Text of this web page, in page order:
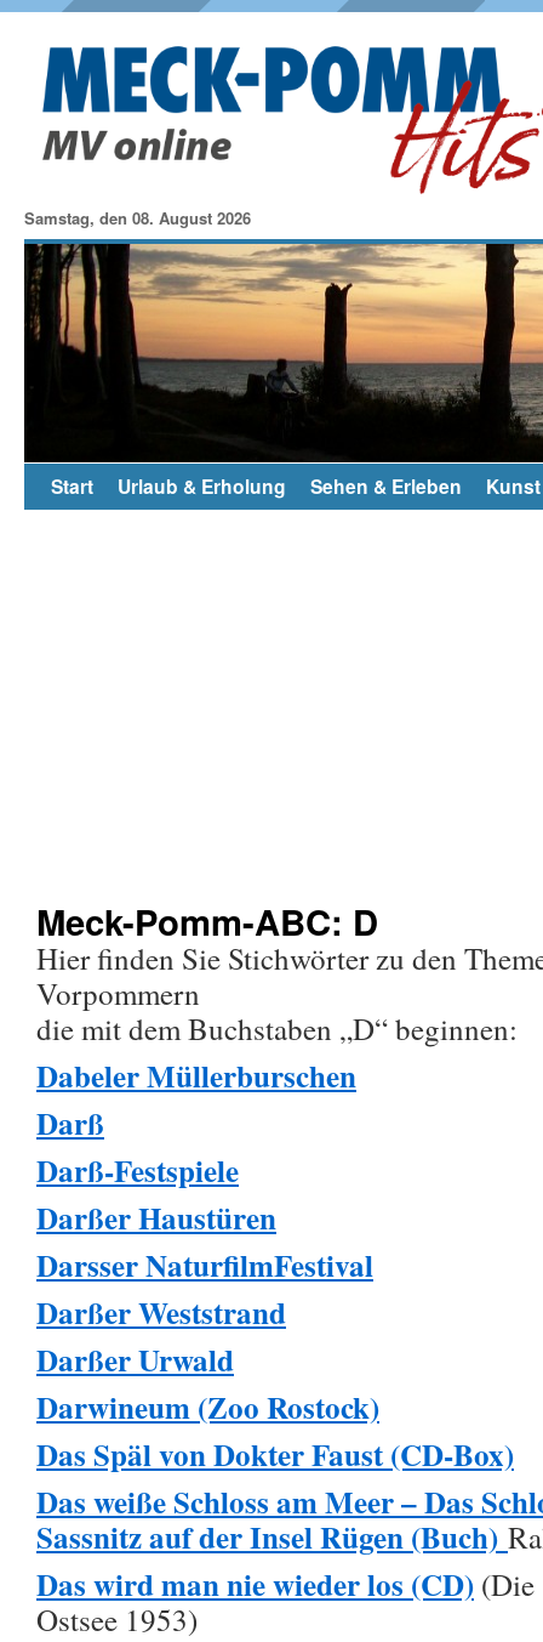
Samstag, den 08. August 2026
Start Urlaub & Erholung Sehen & Erleben
Meck-Pomm-ABC: D
Hier finden Sie Stichwörter zu den
Vorpommern
die mit dem Buchstaben „D“ beginnen:
Dabeler Müllerburschen
Darß
Darß-Festspiele
Darßer Haustüren
Darsser NaturfilmFestival
Darßer Weststrand
Darßer Urwald
Darwineum (Zoo Rostock)
Das Späl von Dokter Faust (CD-Box)
Das weiße Schloss am Meer – Das
Sassnitz auf der Insel Rügen (Buch)
Das wird man nie wieder los (CD) (Die
Ostsee 1953)